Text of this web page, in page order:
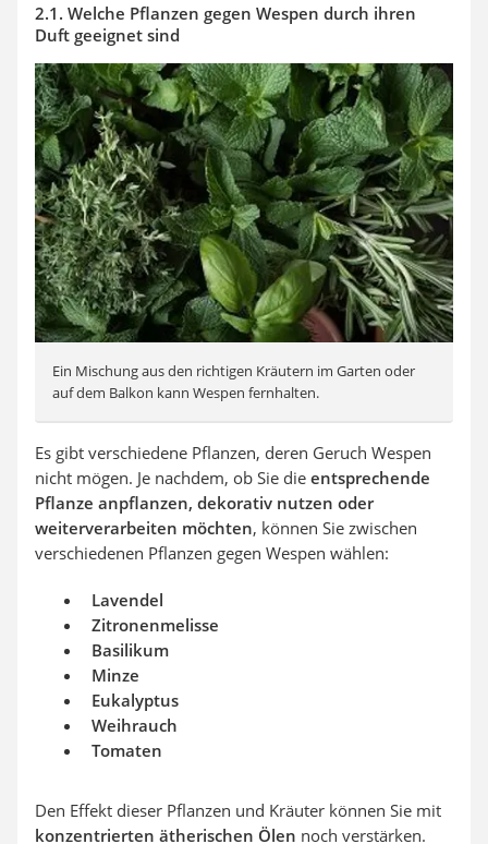
2.1. Welche Pflanzen gegen Wespen durch ihren
Duft geeignet sind
Ein Mischung aus den richtigen Kräutern im Garten oder
auf dem Balkon kann Wespen fernhalten.
Es gibt verschiedene Pflanzen, deren Geruch Wespen
nicht mögen. Je nachdem, ob Sie die entsprechende
Pflanze anpflanzen, dekorativ nutzen oder
weiterverarbeiten möchten, können Sie zwischen
verschiedenen Pflanzen gegen Wespen wählen:
Lavendel
Zitronenmelisse
Basilikum
Minze
Eukalyptus
Weihrauch
Tomaten
Den Effekt dieser Pflanzen und Kräuter können Sie mit
konzentrierten ätherischen Ölen noch verstärken.